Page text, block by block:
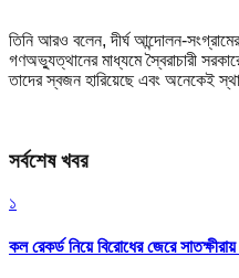
তিনি আরও বলেন, দীর্ঘ আন্দোলন-
গণঅভ্যুত্থানের মাধ্যমে স্বৈরাচারী
তাদের স্বজন হারিয়েছে এবং অনেকেই
সর্বশেষ খবর
১
কল রেকর্ড নিয়ে বিরোধের জেরে